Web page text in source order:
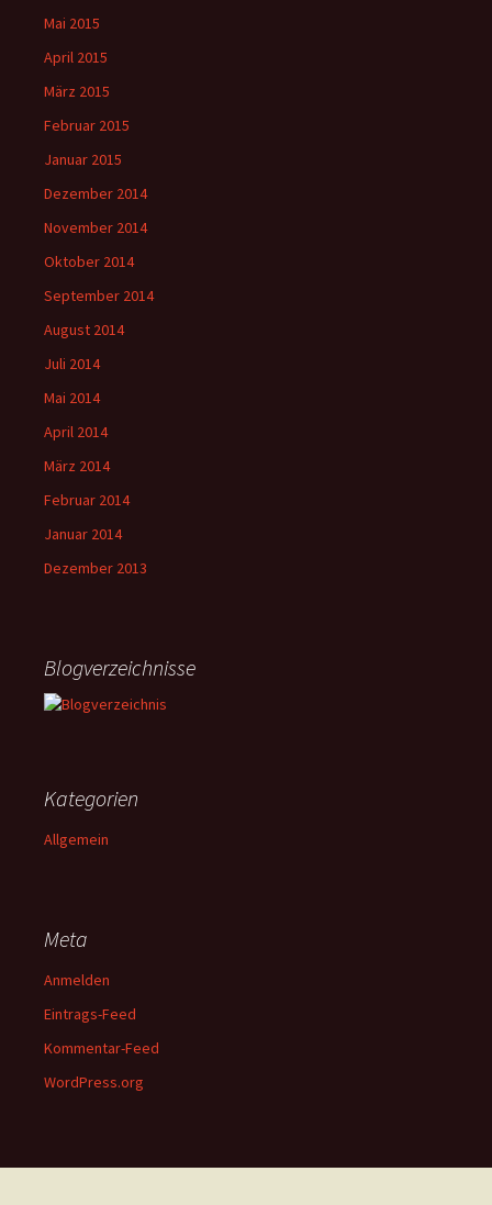
Mai 2015
April 2015
März 2015
Februar 2015
Januar 2015
Dezember 2014
November 2014
Oktober 2014
September 2014
August 2014
Juli 2014
Mai 2014
April 2014
März 2014
Februar 2014
Januar 2014
Dezember 2013
Blogverzeichnisse
Kategorien
Allgemein
Meta
Anmelden
Eintrags-Feed
Kommentar-Feed
WordPress.org